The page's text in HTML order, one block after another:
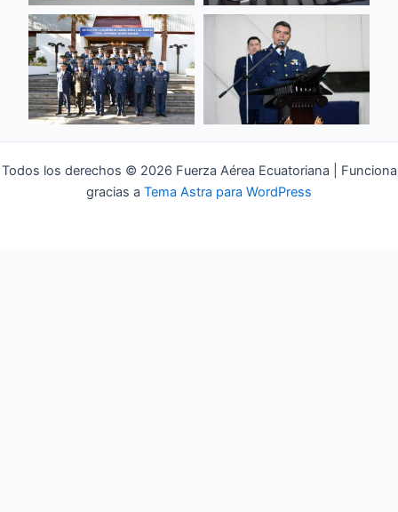
Todos los derechos © 2026 Fuerza Aérea Ecuatoriana | Funciona
gracias a Tema Astra para WordPress